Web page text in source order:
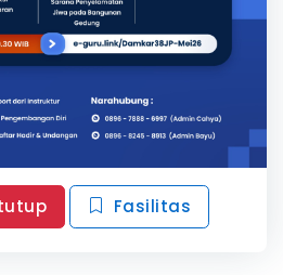
Fasilitas